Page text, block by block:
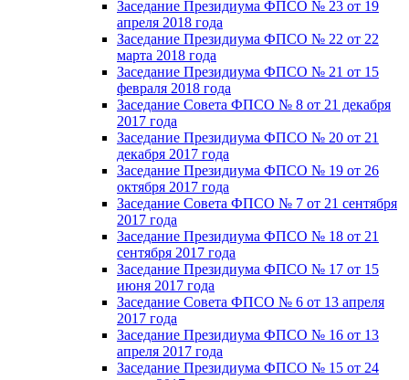
Заседание Президиума ФПСО № 23 от 19
апреля 2018 года
Заседание Президиума ФПСО № 22 от 22
марта 2018 года
Заседание Президиума ФПСО № 21 от 15
февраля 2018 года
Заседание Совета ФПСО № 8 от 21 декабря
2017 года
Заседание Президиума ФПСО № 20 от 21
декабря 2017 года
Заседание Президиума ФПСО № 19 от 26
октября 2017 года
Заседание Совета ФПСО № 7 от 21 сентября
2017 года
Заседание Президиума ФПСО № 18 от 21
сентября 2017 года
Заседание Президиума ФПСО № 17 от 15
июня 2017 года
Заседание Совета ФПСО № 6 от 13 апреля
2017 года
Заседание Президиума ФПСО № 16 от 13
апреля 2017 года
Заседание Президиума ФПСО № 15 от 24